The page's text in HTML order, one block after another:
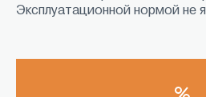
Эксплуатационной нормой не